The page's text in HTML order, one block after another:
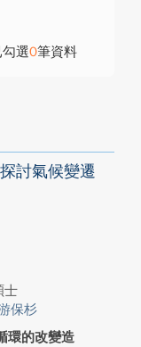
勾選0筆資料
討氣候變遷
保杉
環的改變造